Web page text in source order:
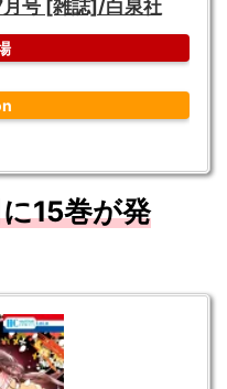
号 [雑誌]/白泉社
15巻が発